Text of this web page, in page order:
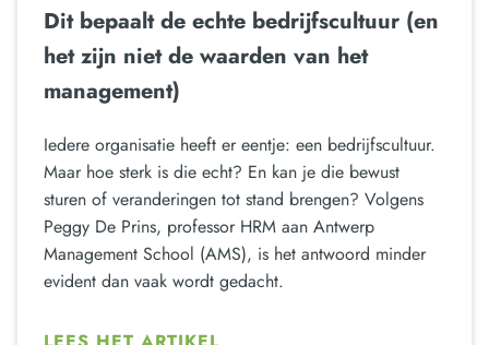
Dit bepaalt de echte bedrijfscultuur (en
het zijn niet de waarden van het
management)
Iedere organisatie heeft er eentje: een bedrijfscultuur.
Maar hoe sterk is die echt? En kan je die bewust
sturen of veranderingen tot stand brengen? Volgens
Peggy De Prins, professor HRM aan Antwerp
Management School (AMS), is het antwoord minder
evident dan vaak wordt gedacht.